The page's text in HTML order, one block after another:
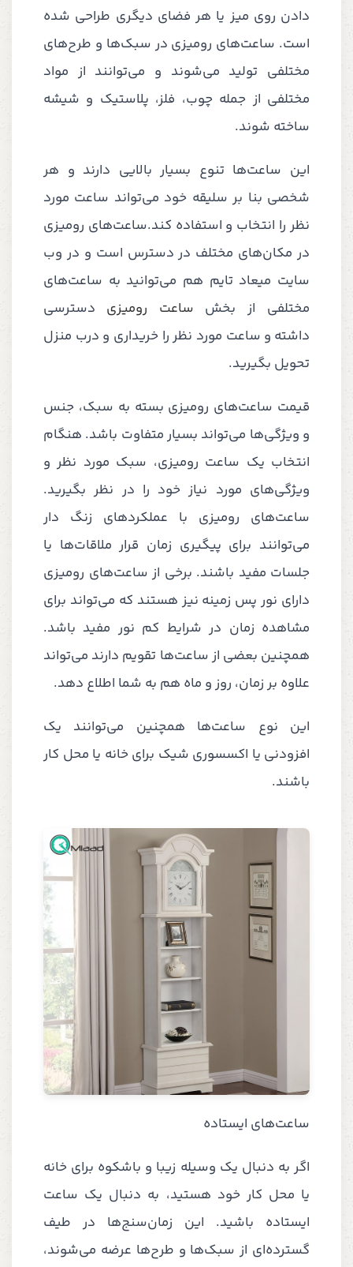
دادن روی میز یا هر فضای دیگری طراحی شده
است. ساعت‌های رومیزی در سبک‌ها و طرح‌های
مختلفی تولید می‌شوند و می‌توانند از مواد
مختلفی از جمله چوب، فلز، پلاستیک و شیشه
ساخته شوند.
این ساعت‌ها تنوع بسیار بالایی دارند و هر
شخصی بنا بر سلیقه خود می‌تواند ساعت مورد
نظر را انتخاب و استفاده کند.ساعت‌های رومیزی
در مکان‌های مختلف در دسترس است و در وب
سایت میعاد تایم هم می‌توانید به ساعت‌های
مختلفی از بخش ساعت رومیزی دسترسی
داشته و ساعت مورد نظر را خریداری و درب منزل
تحویل بگیرید.
قیمت ساعت‌های رومیزی بسته به سبک، جنس
و ویژگی‌ها می‌تواند بسیار متفاوت باشد. هنگام
انتخاب یک ساعت رومیزی، سبک مورد نظر و
ویژگی‌های مورد نیاز خود را در نظر بگیرید.
ساعت‌های رومیزی با عملکردهای زنگ دار
می‌توانند برای پیگیری زمان قرار ملاقات‌ها یا
جلسات مفید باشند. برخی از ساعت‌های رومیزی
دارای نور پس زمینه نیز هستند که می‌تواند برای
مشاهده زمان در شرایط کم نور مفید باشد.
همچنین بعضی از ساعت‌ها تقویم دارند می‌تواند
علاوه بر زمان، روز و ماه هم به شما اطلاع دهد.
این نوع ساعت‌ها همچنین می‌توانند یک
افزودنی یا اکسسوری شیک برای خانه یا محل کار
باشند.
ساعت‌های ایستاده
اگر به دنبال یک وسیله زیبا و باشکوه برای خانه
یا محل کار خود هستید، به دنبال یک ساعت
ایستاده باشید. این زمان‌سنج‌ها در طیف
گسترده‌ای از سبک‌ها و طرح‌ها عرضه می‌شوند،